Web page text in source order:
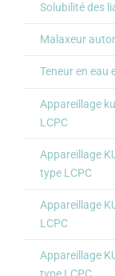
Solubilité des
Malaxeur
Teneur en eau
Appareillage
LCPC
Appareillage
type LCPC
Appareillage
LCPC
Appareillage